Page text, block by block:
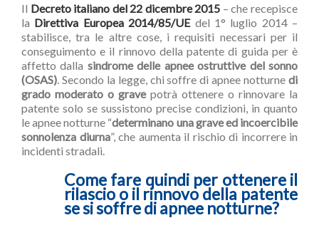
Il Decreto italiano del 22 dicembre 2015 – che recepisce
la Direttiva Europea 2014/85/UEdel 1° luglio 2014 –
stabilisce, tra le altre cose, i requisiti necessari per il
conseguimento e il rinnovo della patente di guida per è
affetto dalla sindrome delle apnee ostruttive del sonno
(OSAS) . Secondo la legge, chi soffre di apnee notturne di
grado moderato o gravepotrà ottenere o rinnovare la
patente solo se sussistono precise condizioni, in quanto
le apnee notturne “determinano una grave ed incoercibile
sonnolenza diurna”, che aumenta il rischio di incorrere in
incidenti stradali.
Come fare quindi per ottenere il
rilascio o il rinnovo della patente
se si soffre di apnee notturne?